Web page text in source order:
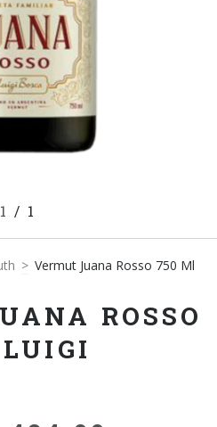
1 / 1
> Vermut Juana Rosso 750 Ml
ROSSO